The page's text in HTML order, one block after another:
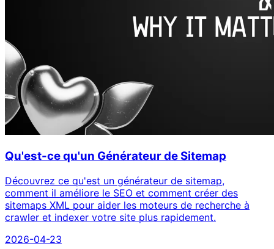
Qu'est-ce qu'un Générateur de Sitemap
Découvrez ce qu'est un générateur de sitemap,
comment il améliore le SEO et comment créer des
sitemaps XML pour aider les moteurs de recherche à
crawler et indexer votre site plus rapidement.
2026-04-23